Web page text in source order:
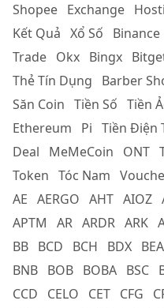
Shopee Exchange
Kết Quả Xổ Số Binance
Trade Okx Bingx
Thẻ Tín Dụng
Barber
Săn Coin Tiền Số Tiền
Ethereum
Pi Tiền Điện
Deal
MeMeCoin ONT
Token Tóc Nam
AE AERGO AHT AIOZ
APTM
AR ARDR ARK
BB BCD BCH BDX
BNB BOB BOBA BSC
CCD
CELO CET CFG